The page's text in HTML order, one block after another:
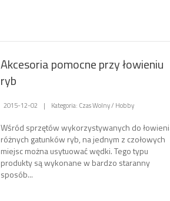
Akcesoria pomocne przy łowieniu
ryb
2015-12-02 | Kategoria: Czas Wolny / Hobby
Wśród sprzętów wykorzystywanych do
różnych gatunków ryb, na jednym z czołowych
miejsc można usytuować wędki. Tego typu
produkty są wykonane w bardzo staranny
sposób...